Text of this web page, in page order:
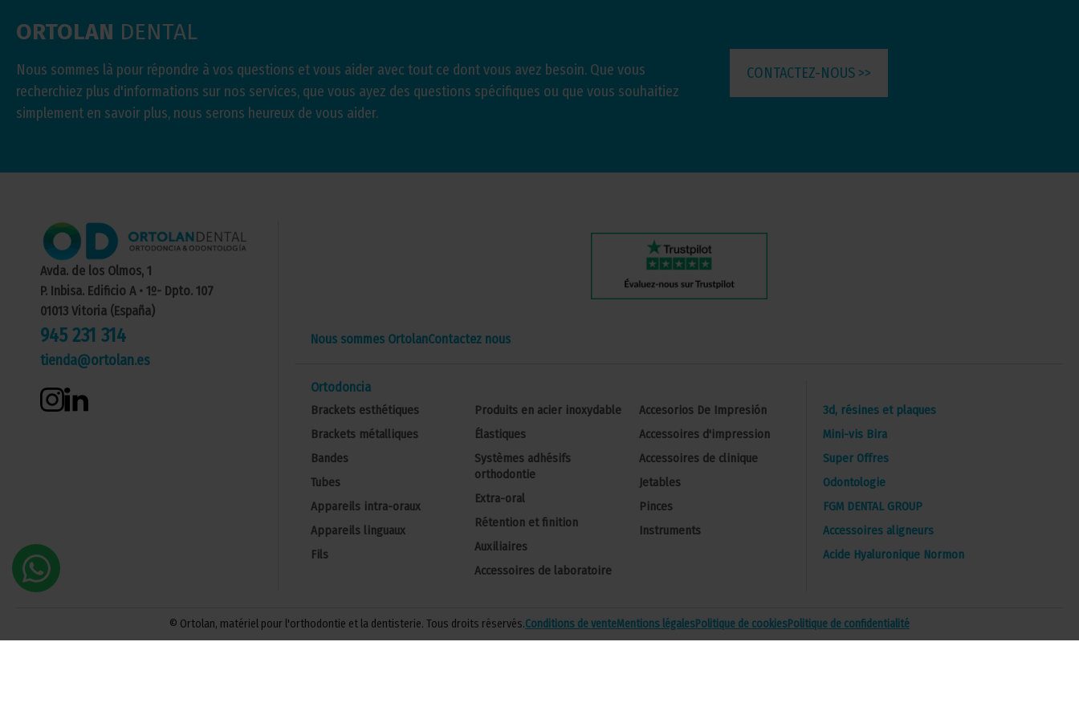
ORTOLAN DENTAL
Nous sommes là pour répondre à vos questions et vous aider avec tout ce dont vous avez besoin. Que vous
recherchiez plus d'informations sur nos services, que vous ayez des questions spécifiques ou que vous souhaitiez
simplement en savoir plus, nous serons heureux de vous aider.
CONTACTEZ-NOUS >>
Avda. de los Olmos, 1
P. Inbisa. Edificio A • 1º- Dpto. 107
01013 Vitoria (España)
945 231 314
tienda@ortolan.es
Nous sommes OrtolanContactez nous
Ortodoncia
Brackets esthétiques
Brackets métalliques
Bandes
Tubes
Appareils intra-oraux
Appareils linguaux
Fils
Produits en acier inoxydable
Élastiques
Systèmes adhésifs
orthodontie
Extra-oral
Rétention et finition
Auxiliaires
Accessoires de laboratoire
Accesorios De Impresión
Accessoires d'impression
Accessoires de clinique
Jetables
Pinces
Instruments
3d, résines et plaques
Mini-vis Bira
Super Offres
Odontologie
FGM DENTAL GROUP
Accessoires aligneurs
Acide Hyaluronique Normon
© Ortolan, matériel pour l'orthodontie et la dentisterie. Tous droits réservés.Conditions de venteMentions légalesPolitique de cookiesPolitique de confidentialité